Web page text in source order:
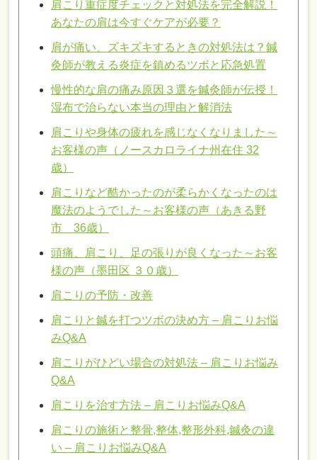
肩こり重症度チェックと対処法を完全解説！
あなたの肩は今すぐケアが必要？
肩が痛い、ズキズキするときの対処法は？鍼
灸師が教える炎症を鎮めるツボと応急処置
慢性的な肩の痛み原因３選を鍼灸師が伝授！
湿布で治らない本当の理由と解消法
肩こりや身体の疲れを感じなくなりました～
お客様の声（ノースカロライナ州在住 32
歳）
肩こりなど酷かったのが柔らかくなったのは
魔法のようでした～お客様の声（あきる野
市 36歳）
頭痛、肩こり、足の張りが良くなった～お客
様の声（墨田区 ３０歳）
肩こりの予防・改善
肩こりと鍼を打つツボの決め方 – 肩こりお悩
みQ&A
肩こりがひどい場合の対処法 – 肩こりお悩み
Q&A
肩こりを治す方法 – 肩こりお悩みQ&A
肩こりの施術と整骨,整体,整形外科,鍼灸の違
い – 肩こりお悩みQ&A